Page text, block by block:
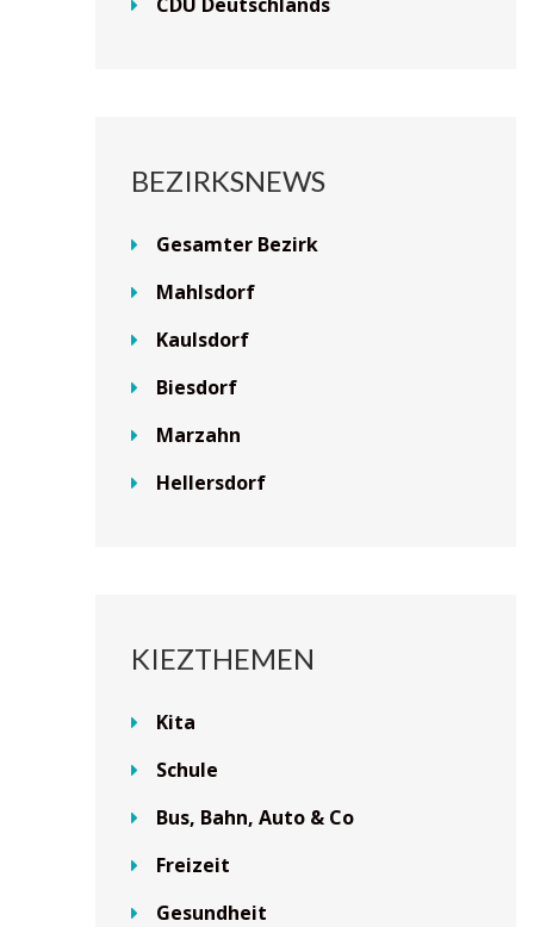
BEZIRKSNEWS
Gesamter Bezirk
Mahlsdorf
Kaulsdorf
Biesdorf
Marzahn
Hellersdorf
KIEZTHEMEN
Kita
Schule
Bus, Bahn, Auto & Co
Freizeit
Gesundheit